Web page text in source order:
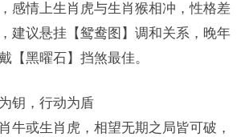
感情上生肖虎与生肖猴相冲，性格差
建议悬挂【鸳鸯图】调和关系，晚年
【黑曜石】挡煞最佳。
钥，行动为盾
牛或生肖虎，相望无期之局皆可破，